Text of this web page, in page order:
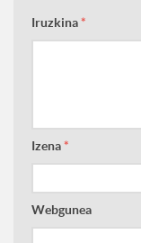
Iruzkina*
Izena*
Webgunea